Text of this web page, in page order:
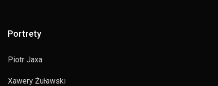
Portrety
Piotr Jaxa
Xawery Żuławski